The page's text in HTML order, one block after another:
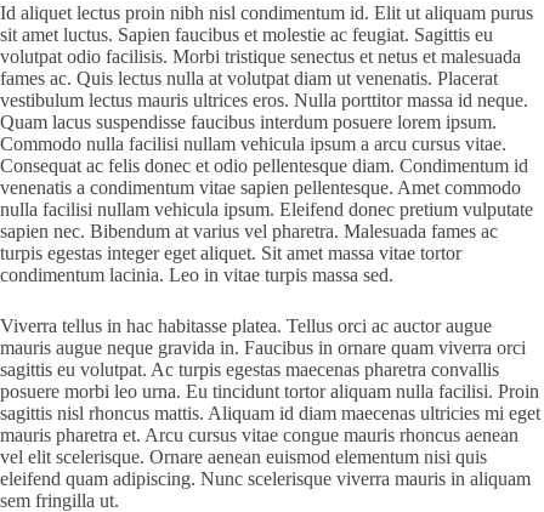
Id aliquet lectus proin nibh nisl condimentum id. Elit ut aliquam purus
sit amet luctus. Sapien faucibus et molestie ac feugiat. Sagittis eu
volutpat odio facilisis. Morbi tristique senectus et netus et malesuada
fames ac. Quis lectus nulla at volutpat diam ut venenatis. Placerat
vestibulum lectus mauris ultrices eros. Nulla porttitor massa id neque.
Quam lacus suspendisse faucibus interdum posuere lorem ipsum.
Commodo nulla facilisi nullam vehicula ipsum a arcu cursus vitae.
Consequat ac felis donec et odio pellentesque diam. Condimentum id
venenatis a condimentum vitae sapien pellentesque. Amet commodo
nulla facilisi nullam vehicula ipsum. Eleifend donec pretium vulputate
sapien nec. Bibendum at varius vel pharetra. Malesuada fames ac
turpis egestas integer eget aliquet. Sit amet massa vitae tortor
condimentum lacinia. Leo in vitae turpis massa sed.
Viverra tellus in hac habitasse platea. Tellus orci ac auctor augue
mauris augue neque gravida in. Faucibus in ornare quam viverra orci
sagittis eu volutpat. Ac turpis egestas maecenas pharetra convallis
posuere morbi leo urna. Eu tincidunt tortor aliquam nulla facilisi. Proin
sagittis nisl rhoncus mattis. Aliquam id diam maecenas ultricies mi eget
mauris pharetra et. Arcu cursus vitae congue mauris rhoncus aenean
vel elit scelerisque. Ornare aenean euismod elementum nisi quis
eleifend quam adipiscing. Nunc scelerisque viverra mauris in aliquam
sem fringilla ut.